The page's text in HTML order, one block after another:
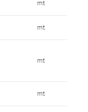
mt
mt
mt
mt